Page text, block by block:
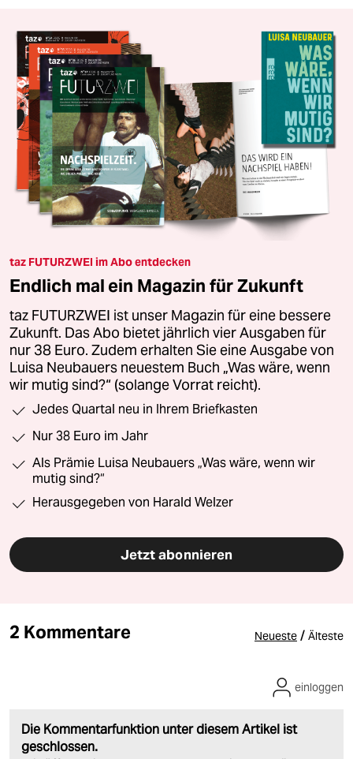
taz FUTURZWEI im Abo entdecken
Endlich mal ein Magazin für Zukunft
taz FUTURZWEI ist unser Magazin für eine bessere
Zukunft. Das Abo bietet jährlich vier Ausgaben für
nur 38 Euro. Zudem erhalten Sie eine Ausgabe von
Luisa Neubauers neuestem Buch „Was wäre, wenn
wir mutig sind?“ (solange Vorrat reicht).
Jedes Quartal neu in Ihrem Briefkasten
Nur 38 Euro im Jahr
Als Prämie Luisa Neubauers „Was wäre, wenn wir
mutig sind?“
Herausgegeben von Harald Welzer
Jetzt abonnieren
2 Kommentare Neueste / Älteste
Die Kommentarfunktion unter diesem Artikel ist
geschlossen.
einloggen